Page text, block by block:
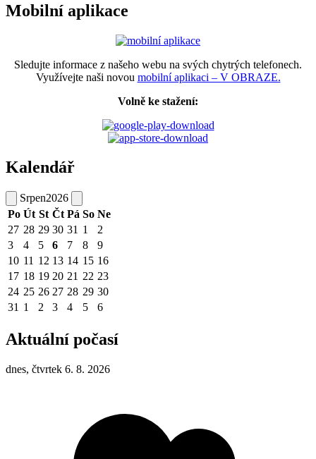
Mobilní aplikace
Sledujte informace z našeho webu na svých chytrých telefonech.
Využívejte naši novou mobilní aplikaci – V OBRAZE.
Volně ke stažení:
Kalendář
Srpen2026
Po Út St Čt Pá So Ne
27 28 29 30 31 1
2
3
4 5 6 7 8
9
10 11 12 13 14 15 16
17 18 19 20 21 22 23
24 25 26 27 28 29 30
31 1 2 3 4 5 6
Aktuální počasí
dnes, čtvrtek 6. 8. 2026